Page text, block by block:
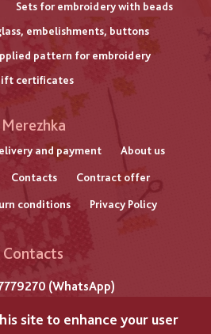
Sets for embroidery with beads
embelishments, buttons
pattern for embroidery
certificates
Merezhka
and payment About us
Contacts Contract offer
conditions Privacy Policy
Contacts
(WhatsApp)
m. Lviv
site to enhance your user